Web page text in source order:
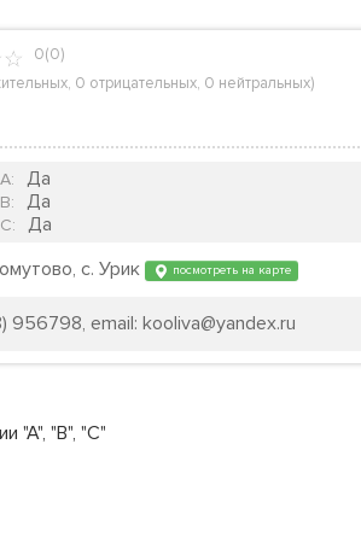
0(0)
, 0 отрицательных, 0 нейтральных)
: Да
: Да
:
Да
с. Урик
посмотреть на карте
956798, email: kooliva@yandex.ru
"А", "В", "С"